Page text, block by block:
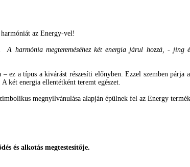
az Energy-vel!
A harmónia megtereméséhez két energia járul hozzá, -
ez a típus a kivárást részesíti előnyben. Ezzel szemben párja
két energia ellentétként teremt egészet.
megnyilvánulása alapján épülnek fel az Energy
és alkotás megtestesítője.